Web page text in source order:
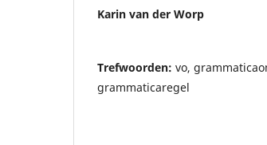
Karin van der Worp
Trefwoorden: vo,
grammaticaregel